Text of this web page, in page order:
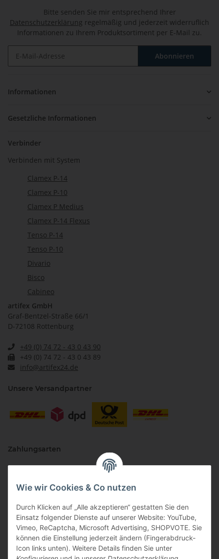
Wie wir Cookies & Co nutzen
Durch Klicken auf „Alle akzeptieren“ gestatten Sie den
Einsatz folgender Dienste auf unserer Website: YouTube,
Vimeo, ReCaptcha, Microsoft Advertising, SHOPVOTE. Sie
können die Einstellung jederzeit ändern (Fingerabdruck-
Icon links unten). Weitere Details finden Sie unter
Bitte senden Sie mir entsprechend Ihrer
Datenschutzerklärung regelmäßig und jederzeit widerruflich
Informationen zu Ihrem Produktsortiment per E-Mail zu.
Abonnieren
Informationen
Gesetzliche Informationen
Verbinder
Verbinden mit System
Clamex P-14
Clamex P-10
Clamex P Medius
Clamex P-14 Flexus
Tenso P-14
Tenso P-10
Divario
Bisco
Cabineo
artifex GmbH
Graf-Bentzel-Straße 66/1
D-72108 Rottenburg
+49 (0) 74 72 - 43 0 43 90
+49 (0) 74 72 - 43 0 43 89
info@artifex24.de
Unsere Versandpartner
Zahlungsarten
Vertriebspartner